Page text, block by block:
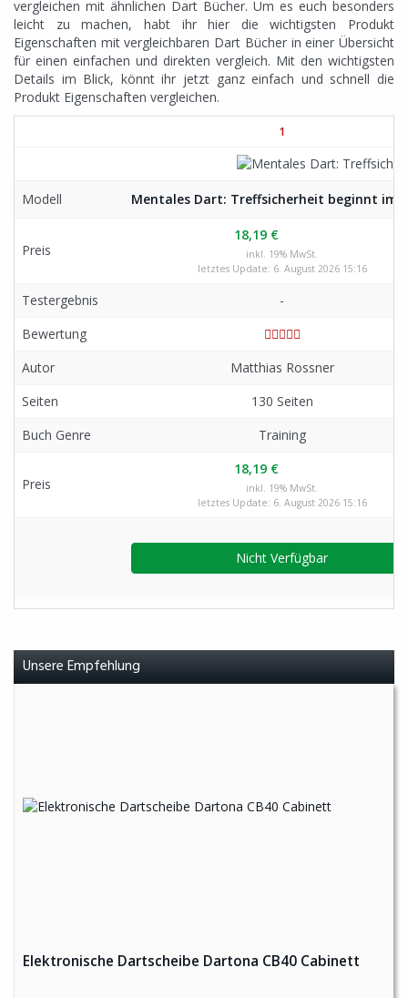
vergleichen mit ähnlichen Dart Bücher. Um es euch besonders
leicht zu machen, habt ihr hier die wichtigsten Produkt
Eigenschaften mit vergleichbaren Dart Bücher in einer Übersicht
für einen einfachen und direkten vergleich. Mit den wichtigsten
Details im Blick, könnt ihr jetzt ganz einfach und schnell die
Produkt Eigenschaften vergleichen.
1
Modell Mentales Dart: Treffsicherheit beginnt im
Preis
18,19 €
inkl. 19% MwSt.
letztes Update: 6. August 2026 15:16
Testergebnis
-
Bewertung
Autor
Matthias Rossner
Seiten
130 Seiten
Buch Genre
Training
Preis
18,19 €
inkl. 19% MwSt.
letztes Update: 6. August 2026 15:16
Nicht Verfügbar
Unsere Empfehlung
Elektronische Dartscheibe Dartona CB40 Cabinett